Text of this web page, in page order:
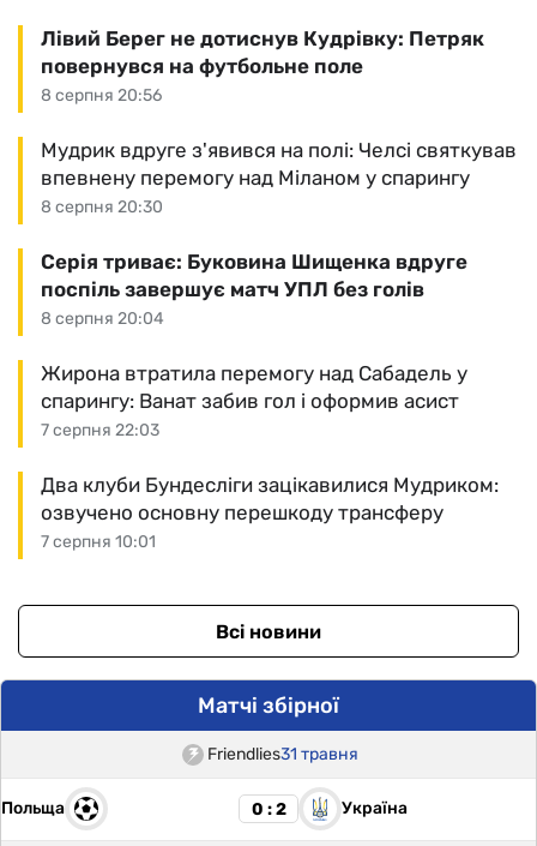
8 серпня 20:56
Лівий Берег не дотиснув Кудрівку: Петряк
повернувся на футбольне поле
8 серпня 20:30
Мудрик вдруге з'явився на полі: Челсі святкував
впевнену перемогу над Міланом у спарингу
8 серпня 20:04
Серія триває: Буковина Шищенка вдруге
поспіль завершує матч УПЛ без голів
7 серпня 22:03
Жирона втратила перемогу над Сабадель у
спарингу: Ванат забив гол і оформив асист
7 серпня 10:01
Два клуби Бундесліги зацікавилися Мудриком:
озвучено основну перешкоду трансферу
Всі новини
Матчі збірної
Friendlies31 травня
Польща 0 : 2 Україна